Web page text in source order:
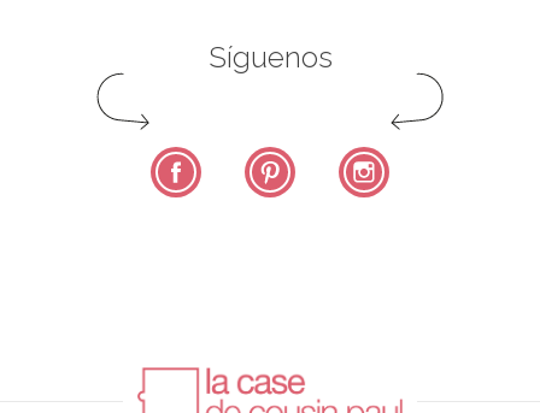
Síguenos
Facebook Pinterest